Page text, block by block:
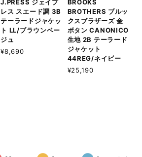
J.PRESS ジェイプ
レス スエード調 3B
テーラードジャケッ
ト LL/ブラウンベー
ジュ
¥8,690
BROOKS
BROTHERS ブルッ
クスブラザーズ 金
ボタン CANONICO
生地 2B テーラード
ジャケット
44REG/ネイビー
¥25,190